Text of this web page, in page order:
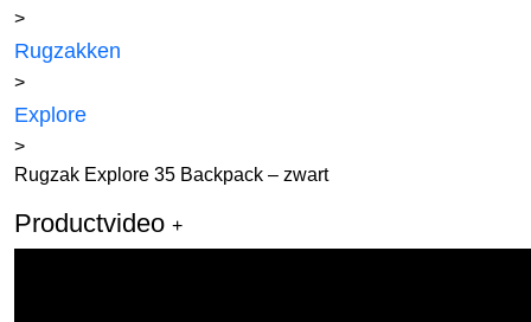
>
Rugzakken
>
Explore
>
Rugzak Explore 35 Backpack – zwart
Productvideo +